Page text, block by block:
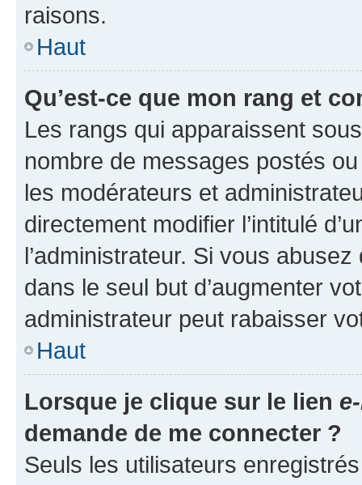
raisons.
Haut
Qu’est-ce que mon rang et
Les rangs qui apparaissent
nombre de messages postés
les modérateurs et
directement modifier l’intitulé
l’administrateur. Si vous
dans le seul but d’augmenter
administrateur peut rabaisser
Haut
Lorsque je clique sur le lien
demande de me connecter ?
Seuls les utilisateurs